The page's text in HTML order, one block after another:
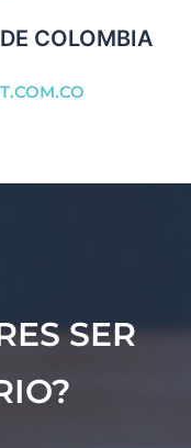
COLOMBIA
SER